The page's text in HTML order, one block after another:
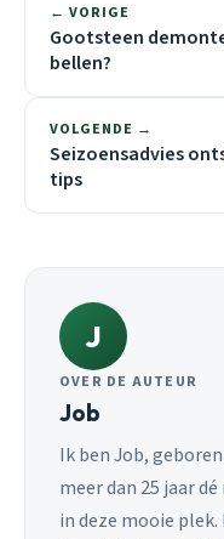
← VORIGE
Gootsteen
bellen?
VOLGENDE →
Seizoensadvies
tips
J
OVER DE AUTEUR
Job
Ik ben Job,
meer dan 25 jaar
in deze mooie